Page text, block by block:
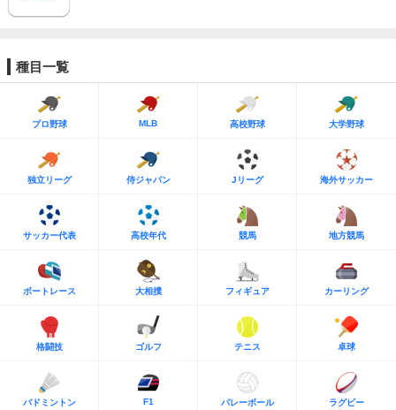
種目一覧
プロ野球 MLB 高校野球 大学野球
独立リーグ 侍ジャパン Jリーグ 海外サッカー
サッカー代表 高校年代 競馬 地方競馬
ボートレース 大相撲 フィギュア カーリング
格闘技 ゴルフ テニス 卓球
バドミントン F1 バレーボール ラグビー